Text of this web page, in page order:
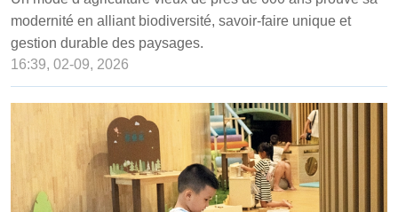
modernité en alliant biodiversité, savoir-faire unique et
gestion durable des paysages.
16:39, 02-09, 2026